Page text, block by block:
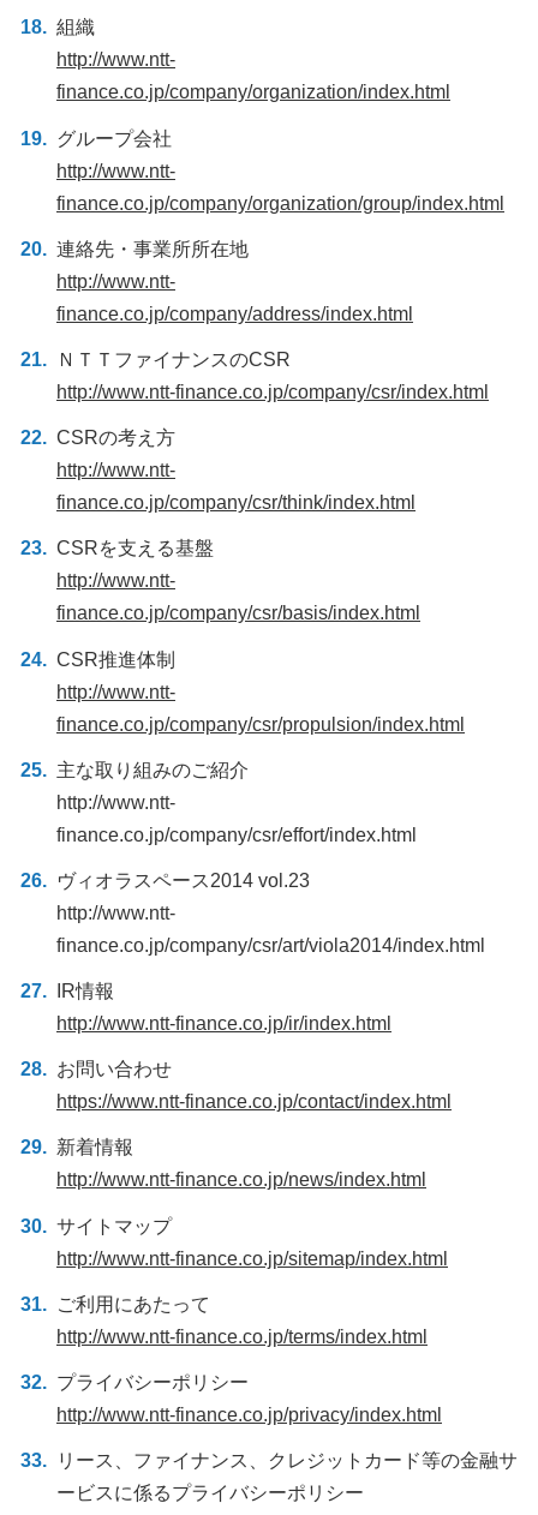
組織
http://www.ntt-
finance.co.jp/company/organization/index.html
グループ会社
http://www.ntt-
finance.co.jp/company/organization/group/index.html
連絡先・事業所所在地
http://www.ntt-
finance.co.jp/company/address/index.html
ＮＴＴファイナンスのCSR
http://www.ntt-finance.co.jp/company/csr/index.html
CSRの考え方
http://www.ntt-
finance.co.jp/company/csr/think/index.html
CSRを支える基盤
http://www.ntt-
finance.co.jp/company/csr/basis/index.html
CSR推進体制
http://www.ntt-
finance.co.jp/company/csr/propulsion/index.html
主な取り組みのご紹介
http://www.ntt-
finance.co.jp/company/csr/effort/index.html
ヴィオラスペース2014 vol.23
http://www.ntt-
finance.co.jp/company/csr/art/viola2014/index.html
IR情報
http://www.ntt-finance.co.jp/ir/index.html
お問い合わせ
https://www.ntt-finance.co.jp/contact/index.html
新着情報
http://www.ntt-finance.co.jp/news/index.html
サイトマップ
http://www.ntt-finance.co.jp/sitemap/index.html
ご利用にあたって
http://www.ntt-finance.co.jp/terms/index.html
プライバシーポリシー
http://www.ntt-finance.co.jp/privacy/index.html
リース、ファイナンス、クレジットカード等の金融サ
ービスに係るプライバシーポリシー